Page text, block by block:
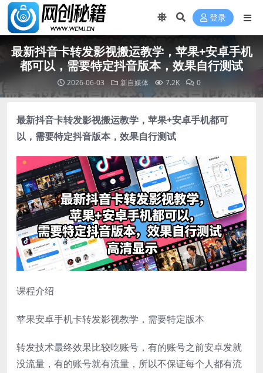
登录
最新抖音卡转发影视搬运教学，苹果+安卓手机
都可以，需要特定抖音版本，效果自行测试
2026-06-03 新自媒体 7.2K 0
最新抖音卡转发影视搬运教学 ，苹果+安卓手机都可
以，需要特定抖音版本，效果自行测试
课程介绍
苹果安卓手机卡转发影视教学，需要特定版本
转发技术最终效果比较吃账号，有的账号之前安卓发就
没流量，有的账号就有流量，所以不保证每个人都有流